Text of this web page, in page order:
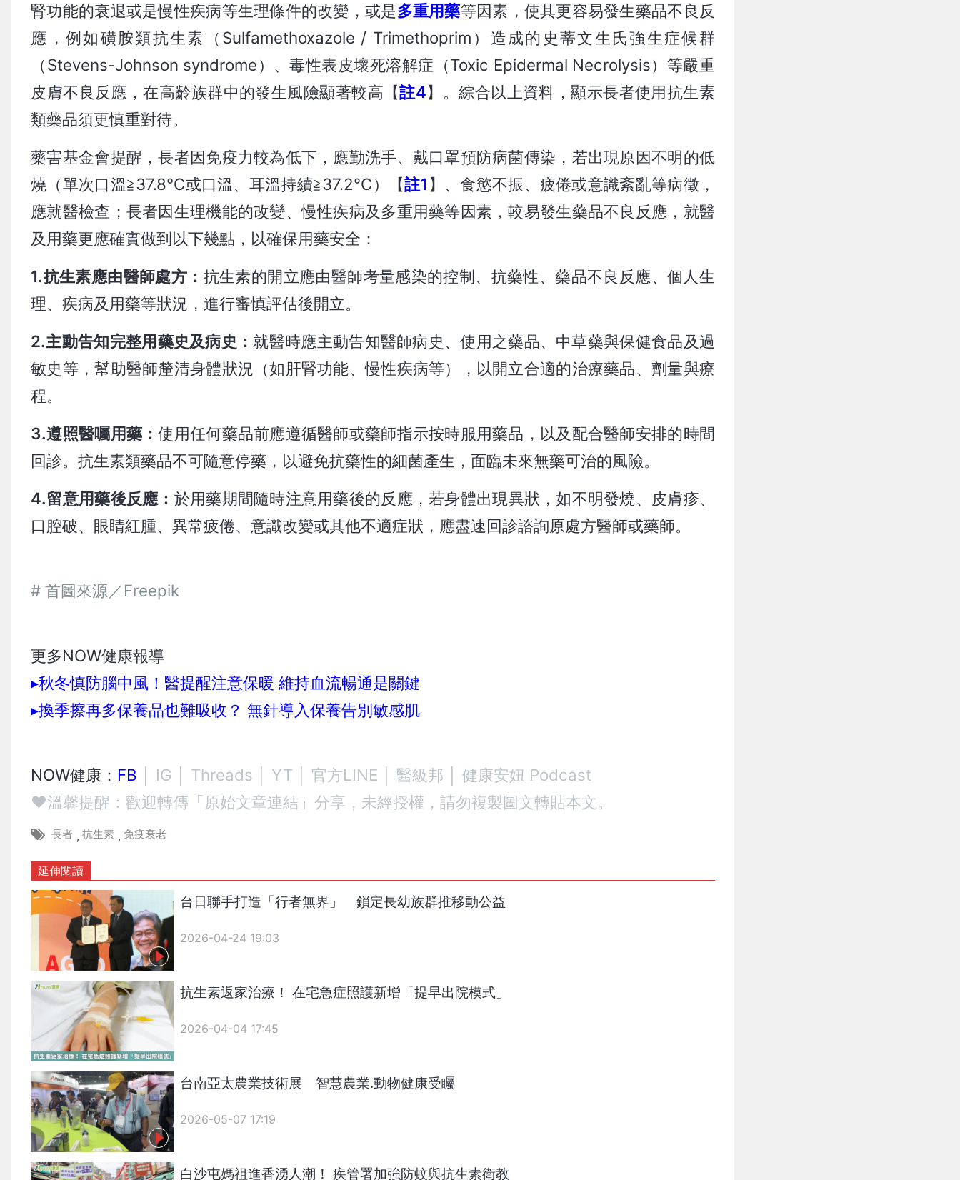
腎功能的衰退或是慢性疾病等生理條件的改變，或是多重用藥等因素，使其更容易發生藥品不良反
應，例如磺胺類抗生素（Sulfamethoxazole / Trimethoprim）造成的史蒂文生氏強生症候群
（Stevens-Johnson syndrome）、毒性表皮壞死溶解症（Toxic Epidermal Necrolysis）等嚴重
皮膚不良反應，在高齡族群中的發生風險顯著較高【註4】。綜合以上資料，顯示長者使用抗生素
類藥品須更慎重對待。
藥害基金會提醒，長者因免疫力較為低下，應勤洗手、戴口罩預防病菌傳染，若出現原因不明的低
燒（單次口溫≧37.8℃或口溫、耳溫持續≧37.2℃）【註1 】、食慾不振、疲倦或意識紊亂等病徵，
應就醫檢查；長者因生理機能的改變、慢性疾病及多重用藥等因素，較易發生藥品不良反應，就醫
及用藥更應確實做到以下幾點，以確保用藥安全：
1.抗生素應由醫師處方： 抗生素的開立應由醫師考量感染的控制、抗藥性、藥品不良反應、個人生
理、疾病及用藥等狀況，進行審慎評估後開立。
2.主動告知完整用藥史及病史： 就醫時應主動告知醫師病史、使用之藥品、中草藥與保健食品及過
敏史等，幫助醫師釐清身體狀況（如肝腎功能、慢性疾病等），以開立合適的治療藥品、劑量與療
程。
3.遵照醫囑用藥：使用任何藥品前應遵循醫師或藥師指示按時服用藥品，以及配合醫師安排的時間
回診。抗生素類藥品不可隨意停藥，以避免抗藥性的細菌產生，面臨未來無藥可治的風險。
4.留意用藥後反應： 於用藥期間隨時注意用藥後的反應，若身體出現異狀，如不明發燒、皮膚疹、
口腔破、眼睛紅腫、異常疲倦、意識改變或其他不適症狀，應盡速回診諮詢原處方醫師或藥師。
# 首圖來源／Freepik
更多NOW健康報導
▸秋冬慎防腦中風！醫提醒注意保暖 維持血流暢通是關鍵
▸換季擦再多保養品也難吸收？ 無針導入保養告別敏感肌
NOW健康： FB IG Threads YT 官方LINE │醫級邦 │健康安妞 Podcast
❤溫馨提醒：歡迎轉傳「原始文章連結」分享，未經授權，請勿複製圖文轉貼本文。
長者 , 抗生素 , 免疫衰老
延伸閱讀
台日聯手打造「行者無界」 鎖定長幼族群推移動公益
2026-04-24 19:03
抗生素返家治療！ 在宅急症照護新增「提早出院模式」
2026-04-04 17:45
台南亞太農業技術展 智慧農業.動物健康受矚
2026-05-07 17:19
白沙屯媽祖進香湧人潮！ 疾管署加強防蚊與抗生素衛教